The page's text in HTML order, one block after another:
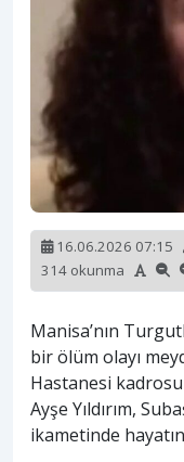
16.06.2026 07:15
314 okunma
Manisa’nın
bir ölüm olayı
Hastanesi
Ayşe Yıldırım,
ikametinde